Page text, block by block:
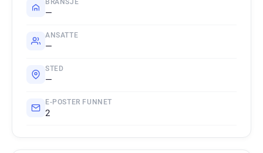
BRANSJE
—
ANSATTE
—
STED
—
E-POSTER FUNNET
2